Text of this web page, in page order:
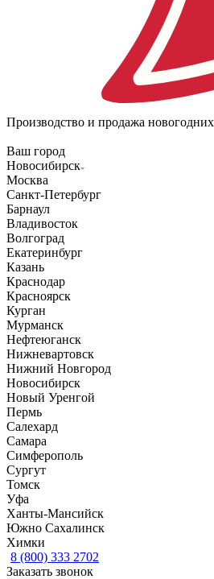
Производство и продажа
Ваш город
Новосибирск
Москва
Санкт-Петербург
Барнаул
Владивосток
Волгоград
Екатеринбург
Казань
Краснодар
Красноярск
Курган
Мурманск
Нефтеюганск
Нижневартовск
Нижний Новгород
Новосибирск
Новый Уренгой
Пермь
Салехард
Самара
Симферополь
Сургут
Томск
Уфа
Ханты-Мансийск
Южно Сахалинск
Химки
8 (800) 333 2702
Заказать звонок